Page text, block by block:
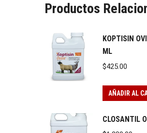
Productos
KOPTISIN
ML
$425.00
AÑADIR AL
CLOSANTIL